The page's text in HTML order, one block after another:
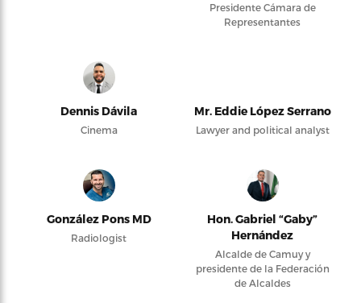
Presidente Cámara de
Representantes
Dennis Dávila
Cinema
Mr. Eddie López Serrano
Lawyer and political analyst
González Pons MD
Radiologist
Hon. Gabriel “Gaby”
Hernández
Alcalde de Camuy y
presidente de la Federación
de Alcaldes